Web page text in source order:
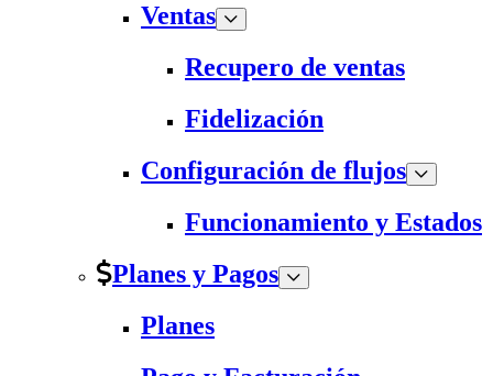
Ventas
Recupero de ventas
Fidelización
Configuración de flujos
Funcionamiento y Estados
Planes y Pagos
Planes